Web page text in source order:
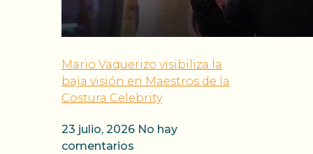
Mario Vaquerizo visibiliza la
baja visión en Maestros de la
Costura Celebrity
23 julio, 2026 No hay
comentarios